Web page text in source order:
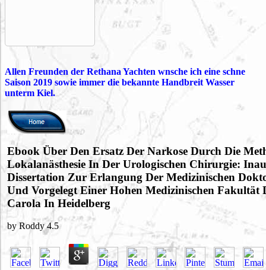
Allen Freunden der Rethana Yachten wnsche ich eine schne
Saison 2019 sowie immer die bekannte Handbreit Wasser
unterm Kiel.
Ebook Über Den Ersatz Der Narkose Durch Die
Lokalanästhesie In Der Urologischen Chirurgie:
Dissertation Zur Erlangung Der Medizinischen
Und Vorgelegt Einer Hohen Medizinischen Fakultät
Carola In Heidelberg
by Roddy 4.5